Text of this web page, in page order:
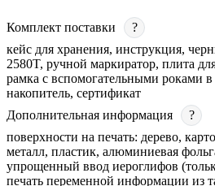
Комплект поставки
?
кейс для хранения, инструкция,
2580T, ручной маркиратор, плита
рамка с вспомогательными роками в
накопитель, сертификат
Дополнительная информация
?
поверхности на печать: дерево,
металл, пластик, алюминиевая
упрощенный ввод иероглифов
печать переменной информации из